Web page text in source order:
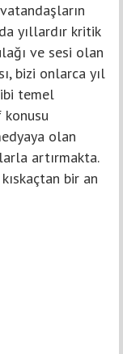
yıllardır kritik
ve sesi olan
bizi onlarca yıl
temel
olan
artırmakta.
bir an